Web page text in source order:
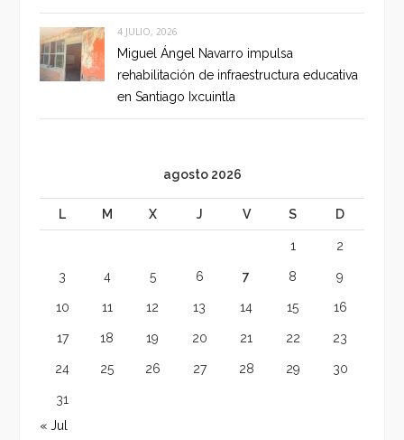
4 JULIO, 2026
Miguel Ángel Navarro impulsa
rehabilitación de infraestructura educativa
en Santiago Ixcuintla
agosto 2026
L M X J V S D
1 2
3 4 5 6 7 8 9
10 11 12 13 14 15 16
17 18 19 20 21 22 23
24 25 26 27 28 29 30
31
« Jul